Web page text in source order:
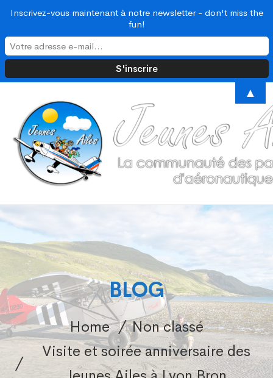
BLOG
Home
Non classé
Visite et soirée anniversaire des
Inscrivez-vous maintenant à notre newsletter - don't miss the
fun!
▲